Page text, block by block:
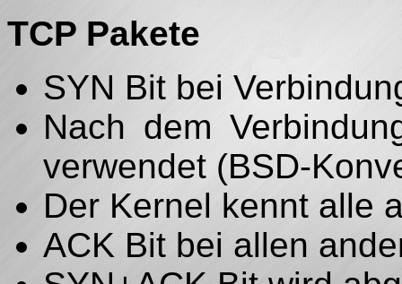
TCP Pakete
SYN Bit bei
Nach dem
verwendet (BSD-
Der Kernel kennt alle
ACK Bit bei allen